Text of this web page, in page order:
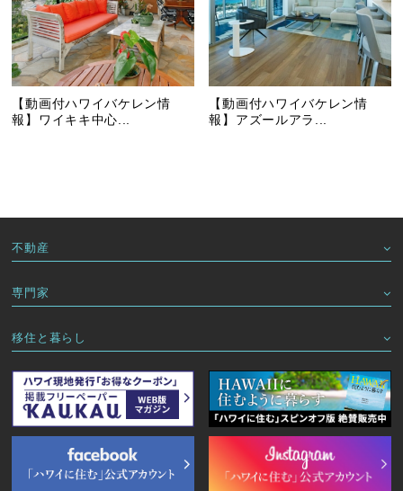
【動画付ハワイバケレン情
報】ワイキキ中心...
【動画付ハワイバケレン情
報】アズールアラ...
不動産
専門家
移住と暮らし